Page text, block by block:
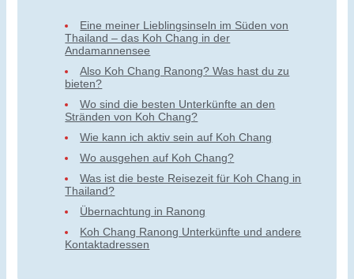
Eine meiner Lieblingsinseln im Süden von
Thailand – das Koh Chang in der
Andamannensee
Also Koh Chang Ranong? Was hast du zu
bieten?
Wo sind die besten Unterkünfte an den
Stränden von Koh Chang?
Wie kann ich aktiv sein auf Koh Chang
Wo ausgehen auf Koh Chang?
Was ist die beste Reisezeit für Koh Chang in
Thailand?
Übernachtung in Ranong
Koh Chang Ranong Unterkünfte und andere
Kontaktadressen